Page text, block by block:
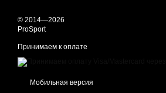
© 2014—2026
ProSport
Принимаем к оплате
Мобильная версия